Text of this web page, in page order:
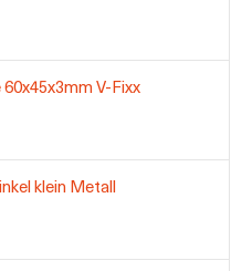
V-Fixx
klein Metall